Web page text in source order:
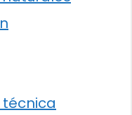
técnica